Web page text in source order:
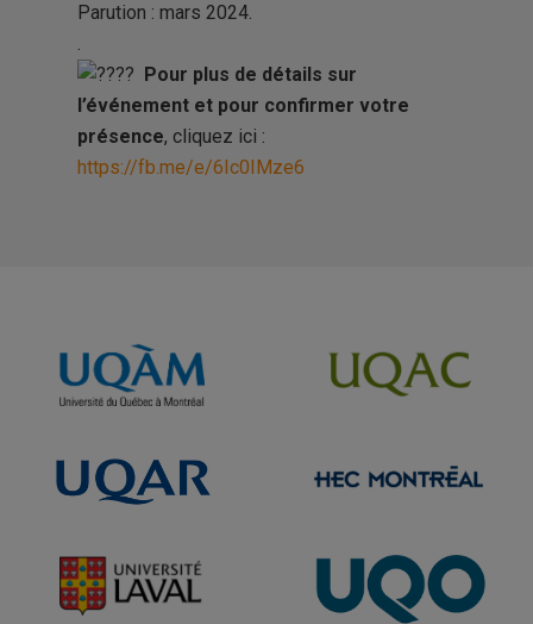
Parution : mars 2024.
.
Pour plus de détails sur
l’événement et pour confirmer votre
présence, cliquez ici :
https://fb.me/e/6Ic0IMze6